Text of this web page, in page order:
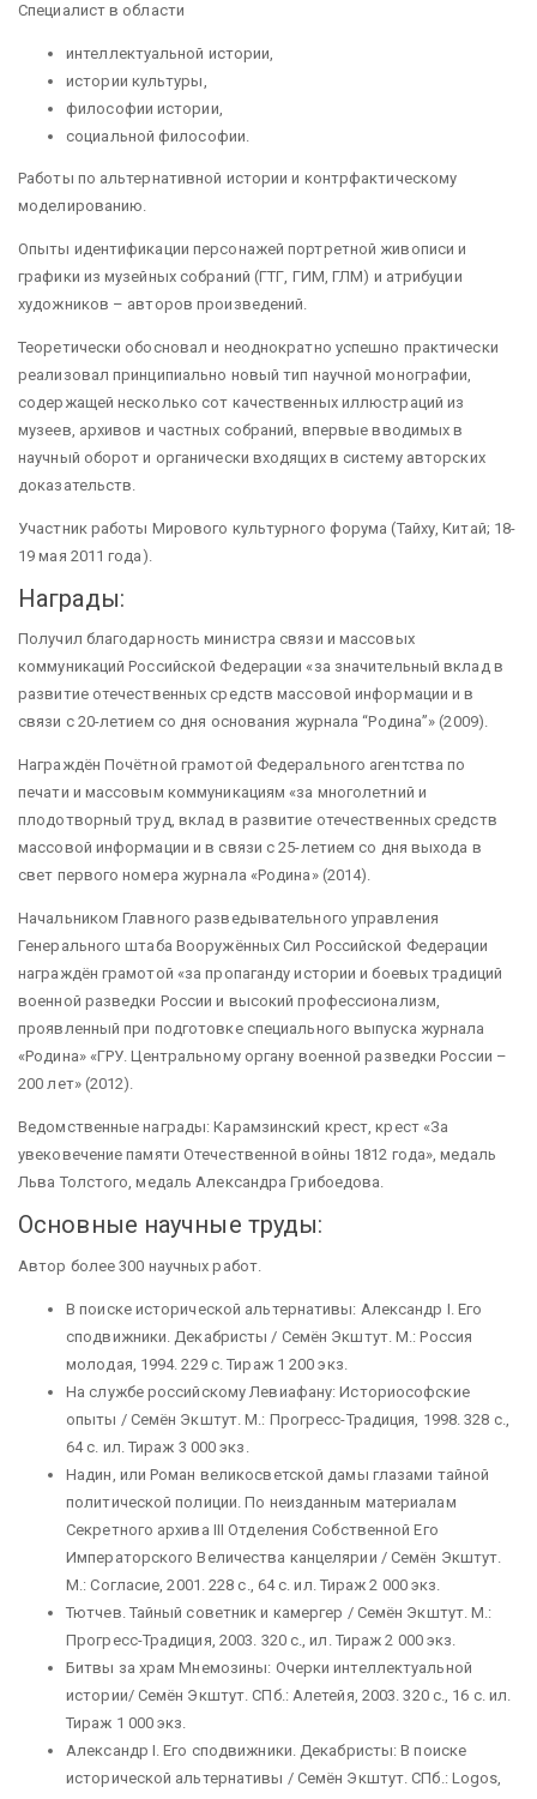
Специалист в области
интеллектуальной истории,
истории культуры,
философии истории,
социальной философии.
Работы по альтернативной истории и контрфактическому
моделированию.
Опыты идентификации персонажей портретной живописи и
графики из музейных собраний (ГТГ, ГИМ, ГЛМ) и атрибуции
художников – авторов произведений.
Теоретически обосновал и неоднократно успешно практически
реализовал принципиально новый тип научной монографии,
содержащей несколько сот качественных иллюстраций из
музеев, архивов и частных собраний, впервые вводимых в
научный оборот и органически входящих в систему авторских
доказательств.
Участник работы Мирового культурного форума (Тайху, Китай; 18-
19 мая 2011 года).
Награды:
Получил благодарность министра связи и массовых
коммуникаций Российской Федерации «за значительный вклад в
развитие отечественных средств массовой информации и в
связи с 20-летием со дня основания журнала “Родина”» (2009).
Награждён Почётной грамотой Федерального агентства по
печати и массовым коммуникациям «за многолетний и
плодотворный труд, вклад в развитие отечественных средств
массовой информации и в связи с 25-летием со дня выхода в
свет первого номера журнала «Родина» (2014).
Начальником Главного разведывательного управления
Генерального штаба Вооружённых Сил Российской Федерации
награждён грамотой «за пропаганду истории и боевых традиций
военной разведки России и высокий профессионализм,
проявленный при подготовке специального выпуска журнала
«Родина» «ГРУ. Центральному органу военной разведки России –
200 лет» (2012).
Ведомственные награды: Карамзинский крест, крест «За
увековечение памяти Отечественной войны 1812 года», медаль
Льва Толстого, медаль Александра Грибоедова.
Основные научные труды:
Автор более 300 научных работ.
В поиске исторической альтернативы: Александр I. Его
сподвижники. Декабристы / Семён Экштут. М.: Россия
молодая, 1994. 229 с. Тираж 1 200 экз.
На службе российскому Левиафану: Историософские
опыты / Семён Экштут. М.: Прогресс-Традиция, 1998. 328 с.,
64 с. ил. Тираж 3 000 экз.
Надин, или Роман великосветской дамы глазами тайной
политической полиции. По неизданным материалам
Секретного архива III Отделения Собственной Его
Императорского Величества канцелярии / Семён Экштут.
М.: Согласие, 2001. 228 с., 64 с. ил. Тираж 2 000 экз.
Тютчев. Тайный советник и камергер / Семён Экштут. М.:
Прогресс-Традиция, 2003. 320 с., ил. Тираж 2 000 экз.
Битвы за храм Мнемозины: Очерки интеллектуальной
истории/ Семён Экштут. СПб.: Алетейя, 2003. 320 с., 16 с. ил.
Тираж 1 000 экз.
Александр I. Его сподвижники. Декабристы: В поиске
исторической альтернативы / Семён Экштут. СПб.: Logos,